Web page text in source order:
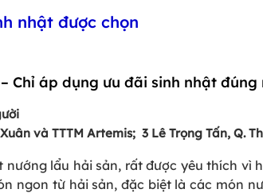
nhật được chọn
Chỉ áp dụng ưu đãi sinh nhật
và TTTM Artemis; 3 Lê Trọng Tấn, Q.
lẩu hải sản, rất được yêu thích vì
ngon từ hải sản, đặc biệt là các món